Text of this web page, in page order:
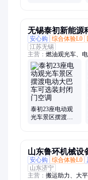
无锡泰初新能源
安心购
综合体验L0
江苏无锡
主营： 燃油观光车、
泰初23座电动观
光车景区摆渡电
山东鲁环机械设
安心购
综合体验L0
山东济宁
主营： 搬运助力、大